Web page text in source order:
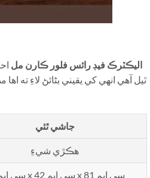
220V اليڪٽرڪ فيڊ رائس فلور ڪارن مل
ٿيل آهي انهي کي يقيني بڻائڻ لاءِ ته
جاشي ٿئي
ھڪڙي شيءِ
41 سي ايم x 42 سي ايم x 81 سي ايم